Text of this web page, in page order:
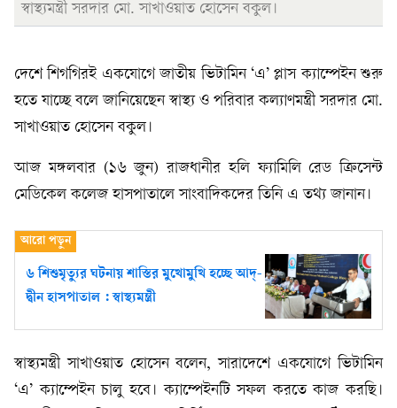
স্বাস্থ্যমন্ত্রী সরদার মো. সাখাওয়াত হোসেন বকুল।
দেশে শিগগিরই একযোগে জাতীয় ভিটামিন ‘এ’ প্লাস ক্যাম্পেইন শুরু
হতে যাচ্ছে বলে জানিয়েছেন স্বাস্থ্য ও পরিবার কল্যাণমন্ত্রী সরদার মো.
সাখাওয়াত হোসেন বকুল।
আজ মঙ্গলবার (১৬ জুন) রাজধানীর হলি ফ্যামিলি রেড ক্রিসেন্ট
মেডিকেল কলেজ হাসপাতালে সাংবাদিকদের তিনি এ তথ্য জানান।
৬ শিশুমৃত্যুর ঘটনায় শাস্তির মুখোমুখি হচ্ছে আদ্-
দ্বীন হাসপাতাল : স্বাস্থ্যমন্ত্রী
স্বাস্থ্যমন্ত্রী সাখাওয়াত হোসেন বলেন, সারাদেশে একযোগে ভিটামিন
‘এ’ ক্যাম্পেইন চালু হবে। ক্যাম্পেইনটি সফল করতে কাজ করছি।